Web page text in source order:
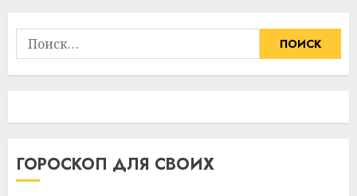
Найти:
ГОРОСКОП ДЛЯ СВОИХ